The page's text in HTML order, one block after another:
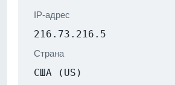
IP-адрес
216.73.216.5
Страна
США (US)